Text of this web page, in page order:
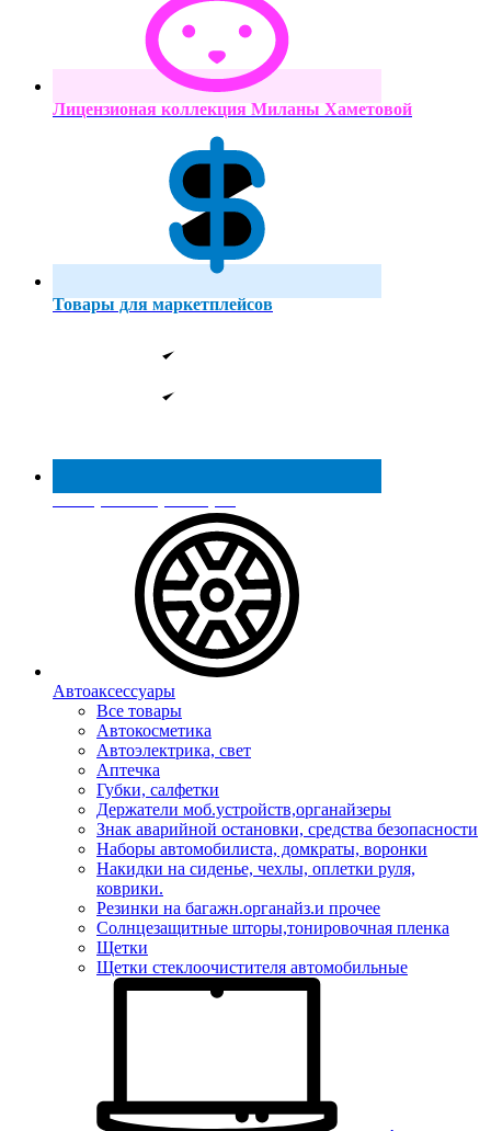
Лицензионая коллекция Миланы Хаметовой
Товары для маркетплейсов
Реестр МинПромТорга
Автоаксессуары
Все товары
Автокосметика
Автоэлектрика, свет
Аптечка
Губки, салфетки
Держатели моб.устройств,органайзеры
Знак аварийной остановки, средства безопасности
Наборы автомобилиста, домкраты, воронки
Накидки на сиденье, чехлы, оплетки руля,
коврики.
Резинки на багажн.органайз.и прочее
Солнцезащитные шторы,тонировочная пленка
Щетки
Щетки стеклоочистителя автомобильные